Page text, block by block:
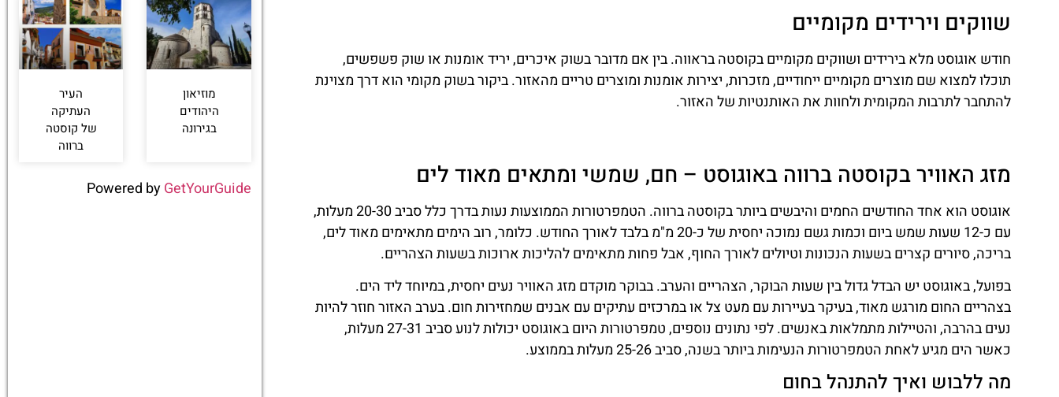
שווקים וירידים מקומיים
חודש אוגוסט מלא בירידים ושווקים מקומיים בקוסטה בראווה. בין אם מדובר בשוק איכרים, יריד אומנות או שוק פשפשים,
תוכלו למצוא שם מוצרים מקומיים ייחודיים, מזכרות, יצירות אומנות ומוצרים טריים מהאזור. ביקור בשוק מקומי הוא דרך מצוינת
להתחבר לתרבות המקומית ולחוות את האותנטיות של האזור.
מזג האוויר בקוסטה ברווה באוגוסט – חם, שמשי ומתאים מאוד לים
אוגוסט הוא אחד החודשים החמים והיבשים ביותר בקוסטה ברווה. הטמפרטורות הממוצעות נעות בדרך כלל סביב 20-30 מעלות,
עם כ-12 שעות שמש ביום וכמות גשם נמוכה יחסית של כ-20 מ"מ בלבד לאורך החודש. כלומר, רוב הימים מתאימים מאוד לים,
בריכה, סיורים קצרים בשעות הנכונות וטיולים לאורך החוף, אבל פחות מתאימים להליכות ארוכות בשעות הצהריים.
בפועל, באוגוסט יש הבדל גדול בין שעות הבוקר, הצהריים והערב. בבוקר מוקדם מזג האוויר נעים יחסית, במיוחד ליד הים.
בצהריים החום מורגש מאוד, בעיקר בעיירות עם מעט צל או במרכזים עתיקים עם אבנים שמחזירות חום. בערב האזור חוזר להיות
נעים בהרבה, והטיילות מתמלאות באנשים. לפי נתונים נוספים, טמפרטורות היום באוגוסט יכולות לנוע סביב 27-31 מעלות,
כאשר הים מגיע לאחת הטמפרטורות הנעימות ביותר בשנה, סביב 25-26 מעלות בממוצע.
מה ללבוש ואיך להתנהל בחום
מוזיאון
היהודים
בגירונה
העיר
העתיקה
של קוסטה
ברווה
Powered byGetYourGuide